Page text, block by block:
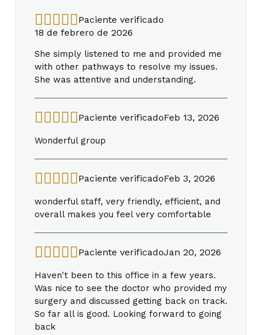
Paciente verificado
18 de febrero de 2026
She simply listened to me and provided me
with other pathways to resolve my issues.
She was attentive and understanding.
Paciente verificadoFeb 13, 2026
Wonderful group
Paciente verificadoFeb 3, 2026
wonderful staff, very friendly, efficient, and
overall makes you feel very comfortable
Paciente verificadoJan 20, 2026
Haven't been to this office in a few years.
Was nice to see the doctor who provided my
surgery and discussed getting back on track.
So far all is good. Looking forward to going
back